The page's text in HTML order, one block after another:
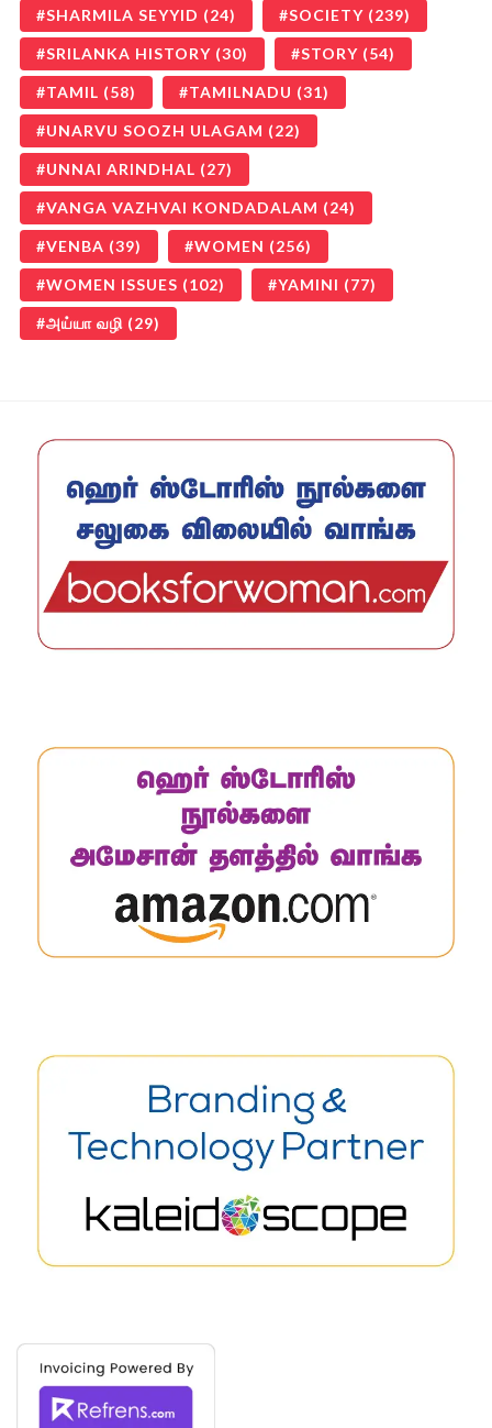
SHARMILA SEYYID (24) SOCIETY (239)
SRILANKA HISTORY (30) STORY (54)
TAMIL (58) TAMILNADU (31)
UNARVU SOOZH ULAGAM (22)
UNNAI ARINDHAL (27)
VANGA VAZHVAI KONDADALAM (24)
VENBA (39) WOMEN (256)
WOMEN ISSUES (102) YAMINI (77)
அய்யா வழி (29)